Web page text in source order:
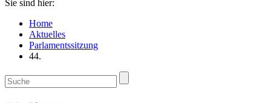
Sie sind hier:
Home
Aktuelles
Parlamentssitzung
44.